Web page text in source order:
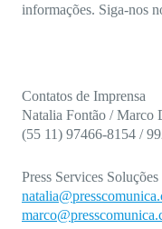
informações. Siga-nos
Contatos de Imprensa
Natalia Fontão / Marco
(55 11) 97466-8154 /
Press Services